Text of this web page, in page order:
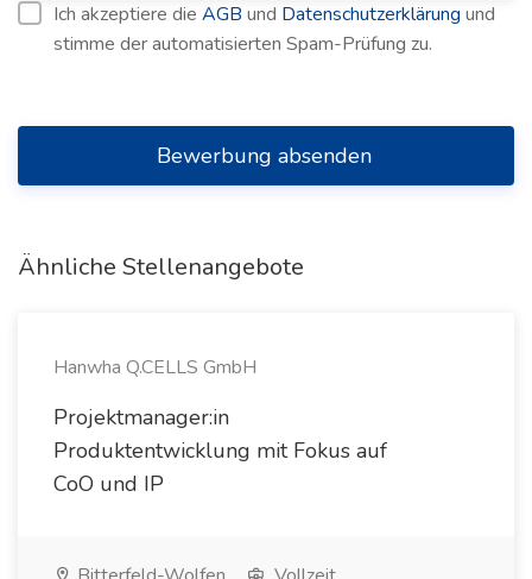
Ich akzeptiere die AGB und Datenschutzerklärung und
stimme der automatisierten Spam-Prüfung zu.
Bewerbung absenden
Ähnliche Stellenangebote
Hanwha Q.CELLS GmbH
Projektmanager:in
Produktentwicklung mit Fokus auf
CoO und IP